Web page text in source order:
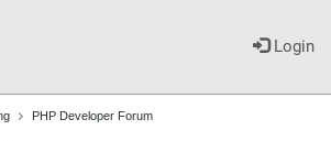
Login
PHP Developer Forum